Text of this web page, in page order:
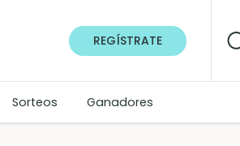
REGÍSTRATE
Sorteos Ganadores